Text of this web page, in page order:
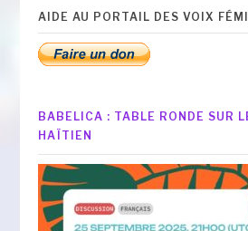
AIDE AU PORTAIL DES VOIX
BABELICA : TABLE RONDE SUR
HAÏTIEN